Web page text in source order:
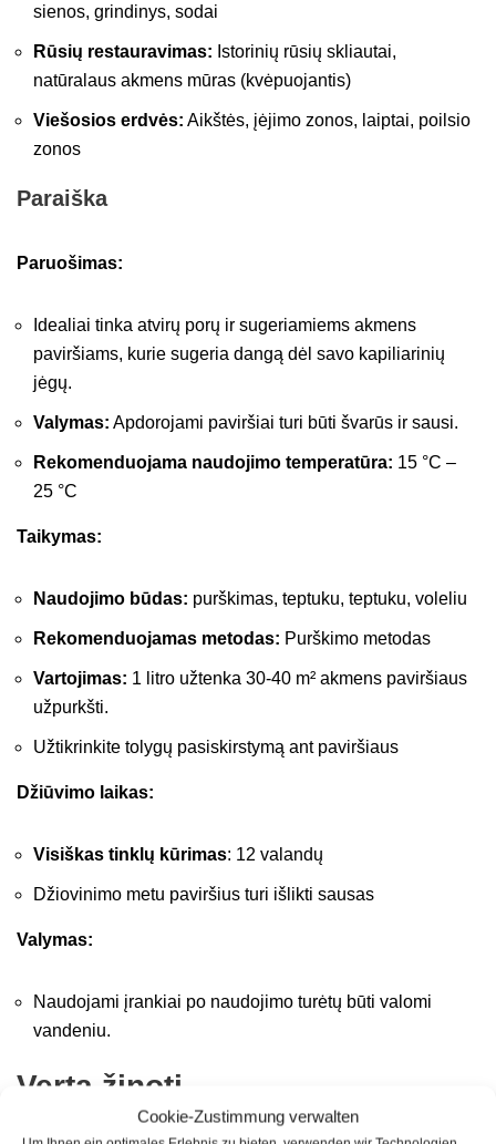
Cookie-Zustimmung verwalten
sienos, grindinys, sodai
Rūsių restauravimas: Istorinių rūsių skliautai,
natūralaus akmens mūras (kvėpuojantis)
Viešosios erdvės: Aikštės, įėjimo zonos, laiptai, poilsio
zonos
Paraiška
Paruošimas:
Idealiai tinka atvirų porų ir sugeriamiems akmens
paviršiams, kurie sugeria dangą dėl savo kapiliarinių
jėgų.
Valymas: Apdorojami paviršiai turi būti švarūs ir sausi.
Rekomenduojama naudojimo temperatūra: 15 °C –
25 °C
Taikymas:
Naudojimo būdas: purškimas, teptuku, teptuku, voleliu
Rekomenduojamas metodas: Purškimo metodas
Vartojimas: 1 litro užtenka 30-40 m² akmens paviršiaus
užpurkšti.
Užtikrinkite tolygų pasiskirstymą ant paviršiaus
Džiūvimo laikas:
Visiškas tinklų kūrimas: 12 valandų
Džiovinimo metu paviršius turi išlikti sausas
Valymas:
Naudojami įrankiai po naudojimo turėtų būti valomi
vandeniu.
Verta žinoti